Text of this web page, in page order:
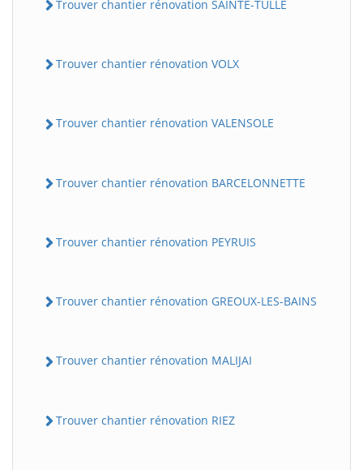
Trouver chantier rénovation SAINTE-TULLE
Trouver chantier rénovation VOLX
Trouver chantier rénovation VALENSOLE
Trouver chantier rénovation BARCELONNETTE
Trouver chantier rénovation PEYRUIS
Trouver chantier rénovation GREOUX-LES-BAINS
Trouver chantier rénovation MALIJAI
Trouver chantier rénovation RIEZ